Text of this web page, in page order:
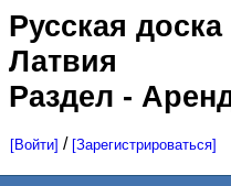
Русская
Латвия
Раздел -
[Войти] / [Зарегистрироваться]